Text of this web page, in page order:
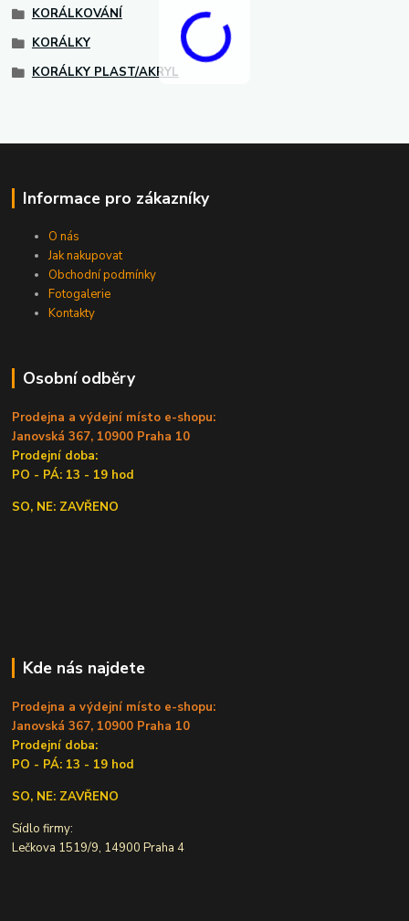
KORÁLKOVÁNÍ
KORÁLKY
KORÁLKY PLAST/AKRYL
Informace pro zákazníky
O nás
Jak nakupovat
Obchodní podmínky
Fotogalerie
Kontakty
Osobní odběry
Prodejna a výdejní místo e-shopu:
Janovská 367, 10900 Praha 10
Prodejní doba:
PO - PÁ: 13 - 19 hod
SO, NE: ZAVŘENO
Kde nás najdete
Prodejna a výdejní místo e-shopu:
Janovská 367, 10900 Praha 10
Prodejní doba:
PO - PÁ: 13 - 19 hod
SO, NE: ZAVŘENO
Sídlo firmy:
Lečkova 1519/9, 14900 Praha 4